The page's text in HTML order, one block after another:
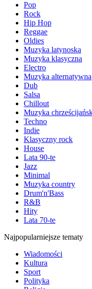
Pop
Rock
Hip Hop
Reggae
Oldies
Muzyka latynoska
Muzyka klasyczna
Electro
Muzyka alternatywna
Dub
Salsa
Chillout
Muzyka
Techno
Indie
Klasyczny rock
House
Lata 90-te
Jazz
Minimal
Muzyka country
Drum'n'Bass
R&B
Hity
Lata 70-te
Najpopularniejsze tematy
Wiadomości
Kultura
Sport
Polityka